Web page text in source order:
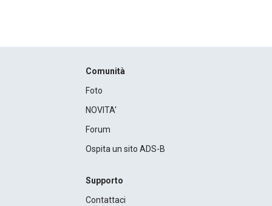
Comunità
Foto
NOVITA'
Forum
Ospita un sito ADS-B
Supporto
Contattaci